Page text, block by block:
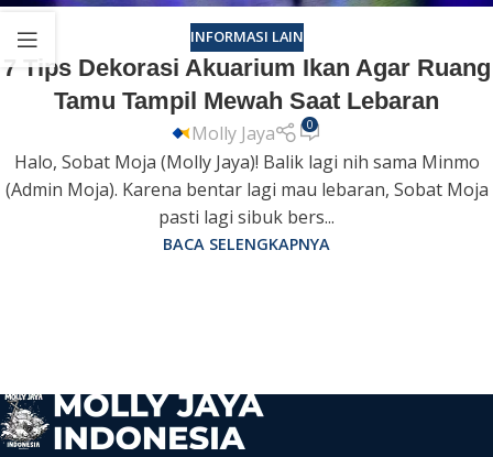
INFORMASI LAIN
7 Tips Dekorasi Akuarium Ikan Agar Ruang
Tamu Tampil Mewah Saat Lebaran
Molly Jaya 0
Halo, Sobat Moja (Molly Jaya)! Balik lagi nih sama Minmo
(Admin Moja). Karena bentar lagi mau lebaran, Sobat Moja
pasti lagi sibuk bers...
BACA SELENGKAPNYA